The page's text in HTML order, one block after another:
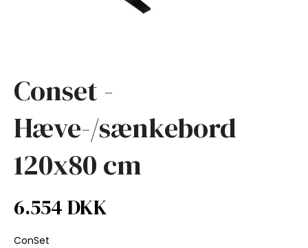
Conset -
Hæve-/sænkebord
120x80 cm
6.554 DKK
ConSet